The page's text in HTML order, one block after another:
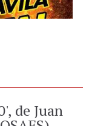
de Juan